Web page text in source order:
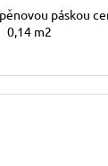
páskou
0,14 m2